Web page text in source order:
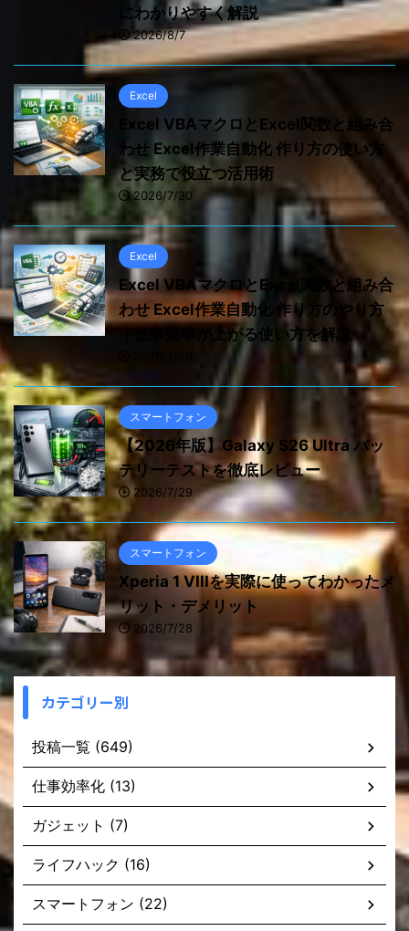
にわかりやすく解説
2026/8/7
Excel
Excel VBAマクロとExcel関数と組み合
わせ Excel作業自動化 作り方の使い方
と実務で役立つ活用術
2026/7/30
Excel
Excel VBAマクロとExcel関数と組み合
わせ Excel作業自動化 作り方のやり方
｜仕事効率が上がる使い方を解説
スマートフォン
【2026年版】Galaxy S26 Ultra バッ
テリーテストを徹底レビュー
2026/7/29
スマートフォン
Xperia 1 VIIIを実際に使ってわかったメ
リット・デメリット
2026/7/28
カテゴリー別
投稿一覧 (649)
仕事効率化 (13)
ガジェット (7)
ライフハック (16)
スマートフォン (22)